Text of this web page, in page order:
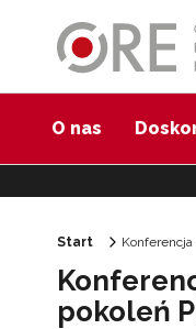
O nas
Start
pokoleń